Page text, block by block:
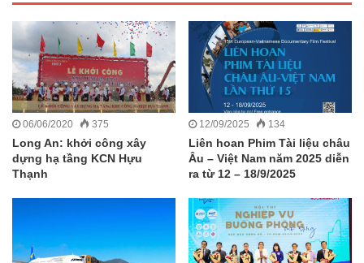
06/06/2020 375
Long An: khởi công xây
dựng hạ tầng KCN Hựu
Thạnh
12/09/2025 134
Liên hoan Phim Tài liệu châu
Âu – Việt Nam năm 2025 diễn
ra từ 12 – 18/9/2025